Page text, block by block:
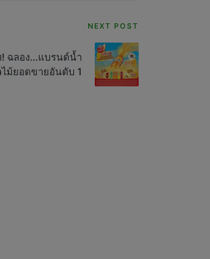
NEXT POST
! ฉลอง…แบรนด์น้ำ
ไม้ยอดขายอันดับ 1